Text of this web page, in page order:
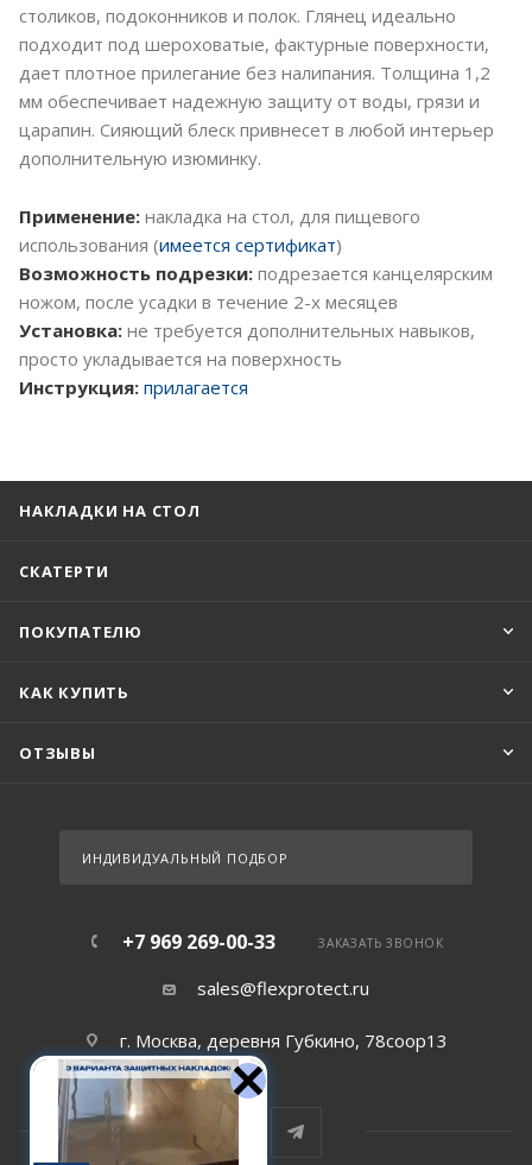
столиков, подоконников и полок. Глянец идеально
подходит под шероховатые, фактурные поверхности,
дает плотное прилегание без налипания. Толщина 1,2
мм обеспечивает надежную защиту от воды, грязи и
царапин. Сияющий блеск привнесет в любой интерьер
дополнительную изюминку.
Применение: накладка на стол, для пищевого
использования (имеется сертификат)
Возможность подрезки: подрезается канцелярским
ножом, после усадки в течение 2-х месяцев
Установка: не требуется дополнительных навыков,
просто укладывается на поверхность
Инструкция: прилагается
НАКЛАДКИ НА СТОЛ
СКАТЕРТИ
ПОКУПАТЕЛЮ
КАК КУПИТЬ
ОТЗЫВЫ
ИНДИВИДУАЛЬНЫЙ ПОДБОР
+7 969 269-00-33 ЗАКАЗАТЬ ЗВОНОК
sales@flexprotect.ru
г. Москва, деревня Губкино, 78соор13